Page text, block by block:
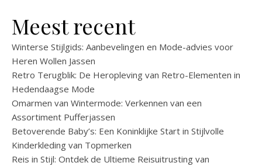
Meest recent
Winterse Stijlgids: Aanbevelingen en Mode-advies voor
Heren Wollen Jassen
Retro Terugblik: De Heropleving van Retro-Elementen in
Hedendaagse Mode
Omarmen van Wintermode: Verkennen van een
Assortiment Pufferjassen
Betoverende Baby’s: Een Koninklijke Start in Stijlvolle
Kinderkleding van Topmerken
Reis in Stijl: Ontdek de Ultieme Reisuitrusting van